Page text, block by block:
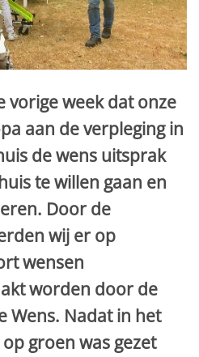
vorige week dat onze
aan de verpleging in
de wens uitsprak
te willen gaan en
Door de
wij er op
wensen
worden door de
Wens. Nadat in het
groen was gezet